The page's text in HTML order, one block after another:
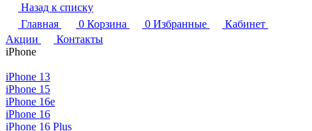
Назад к списку
Главная
0 Корзина 0 Избранные
Кабинет
Акции
Контакты
iPhone
iPhone 13
iPhone 15
iPhone 16e
iPhone 16
iPhone 16 Plus